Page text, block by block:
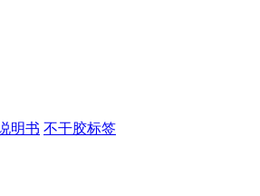
明书 不干胶标签